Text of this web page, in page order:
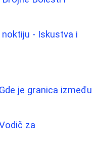
- Iskustva i
je granica između
za